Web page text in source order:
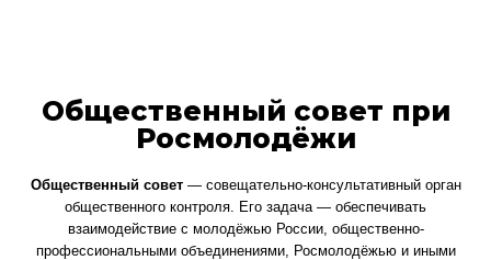
Общественный совет при
Росмолодёжи
Общественный совет— совещательно-консультативный орган
общественного контроля. Его задача — обеспечивать
взаимодействие с молодёжью России, общественно-
профессиональными объединениями, Росмолодёжью и иными